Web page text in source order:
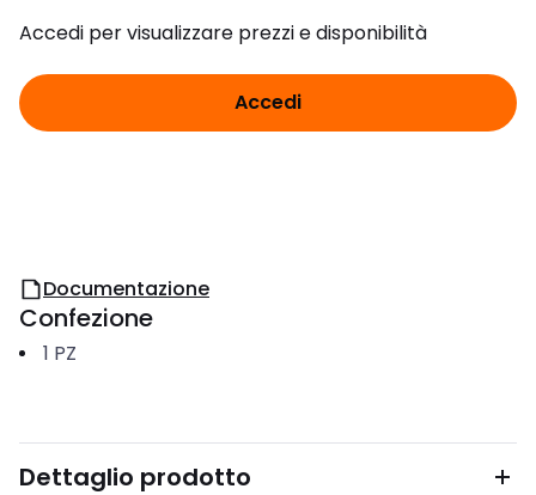
Accedi per visualizzare prezzi e disponibilità
Accedi
Documentazione
Confezione
1 PZ
Dettaglio prodotto